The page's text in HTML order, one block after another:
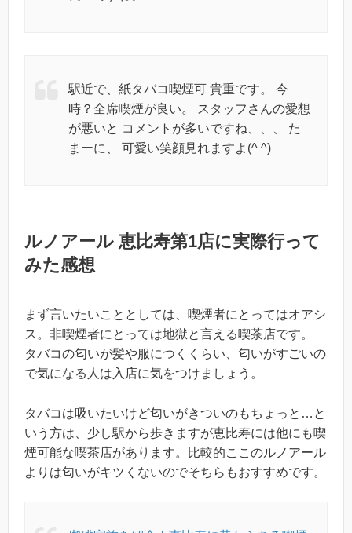
駅近で、紙タバコ喫煙可 貴重です。 今
時？全席喫煙が良い。 スタッフさんの愛想
が悪いと コメントが多いですね、、、 た
まーに、 可愛い笑顔見れますよ(^ ^)
ルノアール 恵比寿第1店に実際行って
みた感想
まず言いたいこととしては、喫煙者にとってはオアシ
ス。非喫煙者にとっては地獄と言える喫茶店です。
タバコの匂いが髪や服につくくらい、匂いがすごいの
で気になる人は入店に気をつけましょう。
タバコは吸いたいけど匂いがきついのもちょっと…と
いう方は、少し駅から歩きますが恵比寿には他にも喫
煙可能な喫茶店があります。比較的ここのルノアール
よりは匂いがキツくないのでそちらもおすすめです。